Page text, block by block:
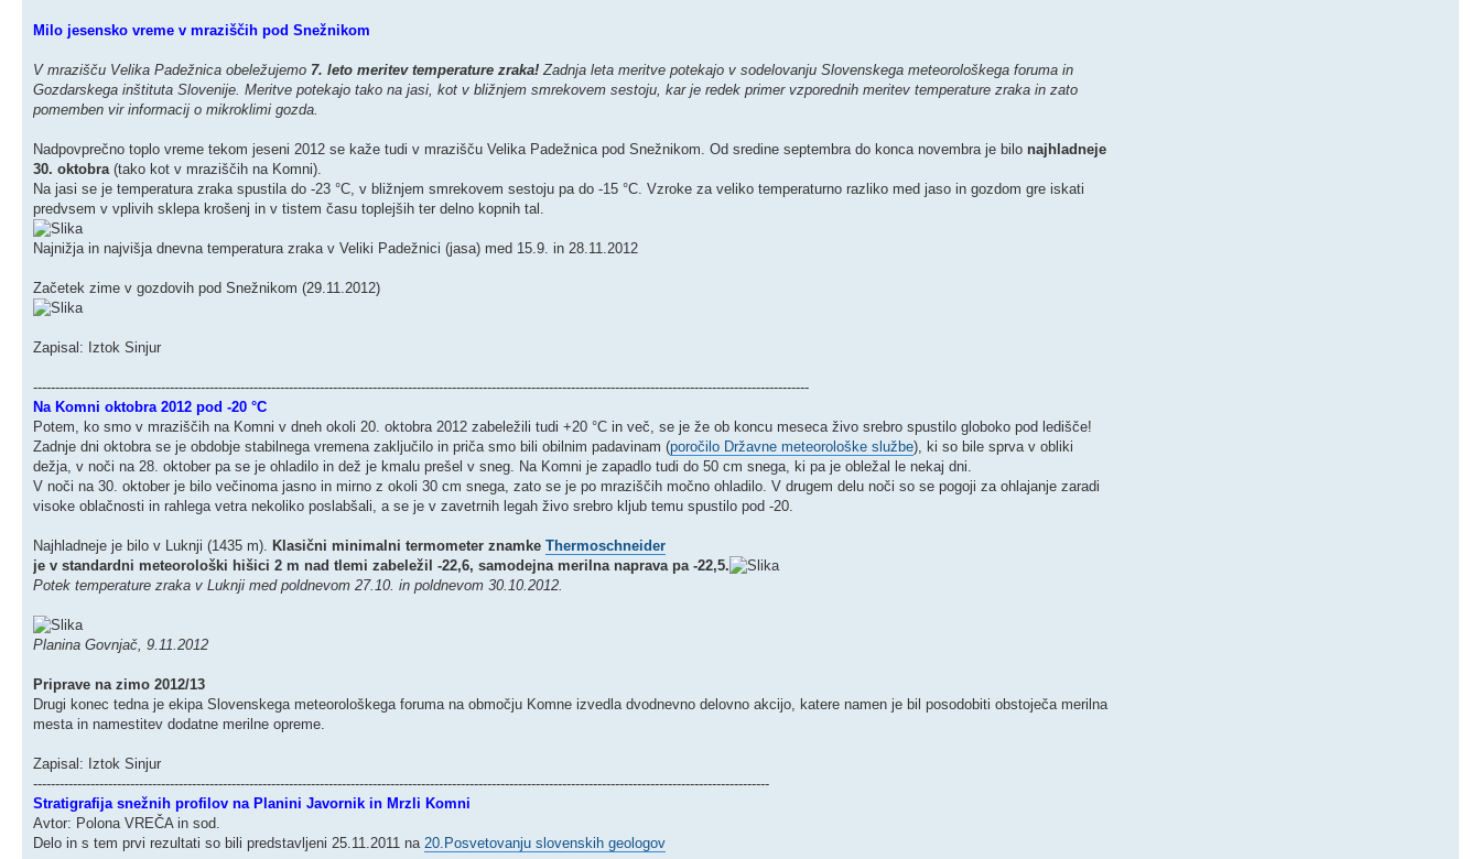
Milo jesensko vreme v mraziščih pod Snežnikom
V mrazišču Velika Padežnica obeležujemo 7. leto meritev temperature zraka! Zadnja leta meritve potekajo v sodelovanju Slovenskega meteorološkega foruma in
Gozdarskega inštituta Slovenije. Meritve potekajo tako na jasi, kot v bližnjem smrekovem sestoju, kar je redek primer vzporednih meritev temperature zraka in zato
pomemben vir informacij o mikroklimi gozda.
Nadpovprečno toplo vreme tekom jeseni 2012 se kaže tudi v mrazišču Velika Padežnica pod Snežnikom. Od sredine septembra do konca novembra je bilo najhladneje
30. oktobra (tako kot v mraziščih na Komni).
Na jasi se je temperatura zraka spustila do -23 °C, v bližnjem smrekovem sestoju pa do -15 °C. Vzroke za veliko temperaturno razliko med jaso in gozdom gre iskati
predvsem v vplivih sklepa krošenj in v tistem času toplejših ter delno kopnih tal.
Najnižja in najvišja dnevna temperatura zraka v Veliki Padežnici (jasa) med 15.9. in 28.11.2012
Začetek zime v gozdovih pod Snežnikom (29.11.2012)
Zapisal: Iztok Sinjur
--------------------------------------------------------------------------------------------------------------------------------------------------------------------------------
Na Komni oktobra 2012 pod -20 °C
Potem, ko smo v mraziščih na Komni v dneh okoli 20. oktobra 2012 zabeležili tudi +20 °C in več, se je že ob koncu meseca živo srebro spustilo globoko pod ledišče!
Zadnje dni oktobra se je obdobje stabilnega vremena zaključilo in priča smo bili obilnim padavinam (poročilo Državne meteorološke službe), ki so bile sprva v obliki
dežja, v noči na 28. oktober pa se je ohladilo in dež je kmalu prešel v sneg. Na Komni je zapadlo tudi do 50 cm snega, ki pa je obležal le nekaj dni.
V noči na 30. oktober je bilo večinoma jasno in mirno z okoli 30 cm snega, zato se je po mraziščih močno ohladilo. V drugem delu noči so se pogoji za ohlajanje zaradi
visoke oblačnosti in rahlega vetra nekoliko poslabšali, a se je v zavetrnih legah živo srebro kljub temu spustilo pod -20.
Najhladneje je bilo v Luknji (1435 m). Klasični minimalni termometer znamke Thermoschneider
je v standardni meteorološki hišici 2 m nad tlemi zabeležil -22,6, samodejna merilna naprava pa -22,5.
Potek temperature zraka v Luknji med poldnevom 27.10. in poldnevom 30.10.2012.
Planina Govnjač, 9.11.2012
Priprave na zimo 2012/13
Drugi konec tedna je ekipa Slovenskega meteorološkega foruma na območju Komne izvedla dvodnevno delovno akcijo, katere namen je bil posodobiti obstoječa merilna
mesta in namestitev dodatne merilne opreme.
Zapisal: Iztok Sinjur
-----------------------------------------------------------------------------------------------------------------------------------------------------------------------
Stratigrafija snežnih profilov na Planini Javornik in Mrzli Komni
Avtor: Polona VREČA in sod.
Delo in s tem prvi rezultati so bili predstavljeni 25.11.2011 na 20.Posvetovanju slovenskih geologov